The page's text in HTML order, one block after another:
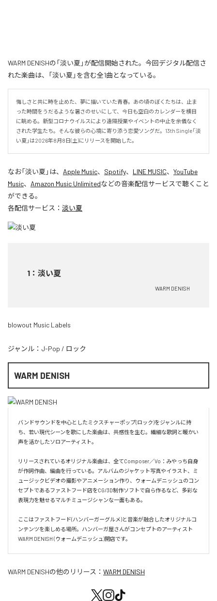
WARM DENISHの「淡い夏」が配信開始された。今回デジタル配信さ
れた楽曲は、「淡い夏」を含む全1曲となっている。
悔しさと共に時を止めた、夢に描いていた青春。あの頃のぼくたちは、止ま
った時間をうだるような暑さのせいにして、今日も空白のカレンダーを横目
に眺める。新型コロナウイルスにより遠隔授業やイベントの中止を余儀なく
された学生たち。そんな彼らの心境に寄り添う恋愛ソングだ。13th Single「淡
い夏」は2026年8月8日(土)にリリースを開始した。
なお「淡い夏 」は、 Apple Music、 Spotify、 LINE MUSIC、 YouTube
Music、 Amazon Music Unlimitedなどの音楽配信サービスで聴くこと
ができる。
各配信サービス： 淡い夏
1 ： 淡い夏
WARM DENISH
blowout Music Labels
ジャンル： J-Pop / ロック
WARM DENISH
バンドサウンドを中心としたミクスチャーポップ(ロック)をジャンルに持
ち、若い現代シーンを歌にした楽曲は、共感性を生む。繊細な歌詞と暖かい
声を活かしたソロアーティスト。
リリースされているオリジナル楽曲は、全てComposer／Vo：みやっち自身
が作詞作曲、編曲を行っている。アルバムのジャケット写真やイラスト、ミ
ュージックビデオの撮影やアニメーション作り、ウォームデニッシュのコン
セプトであるファストフード店をCG/3D制作ソフトで自ら作るなど、多彩な
表現力を魅せるマルチミュージシャンな一面もある。
ここはファストフード(ハンバーガーグルメ)と音楽が融合したオリジナルコ
ンテンツを楽しめる場所。ハンバーガ屋さんがコンセプトのアーティスト
WARM DENISH (ウォームデニッシュ)開店です。
WARM DENISHの他のリリース： WARM DENISH